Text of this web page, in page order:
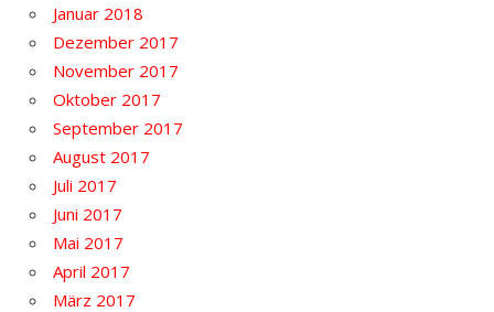
Januar 2018
Dezember 2017
November 2017
Oktober 2017
September 2017
August 2017
Juli 2017
Juni 2017
Mai 2017
April 2017
März 2017